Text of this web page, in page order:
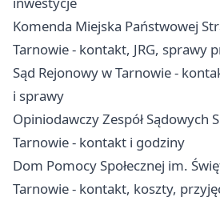
Komenda Miejska Państwowej
Tarnowie - kontakt, JRG, sprawy
Sąd Rejonowy w Tarnowie -
i sprawy
Opiniodawczy Zespół Sądowych
Tarnowie - kontakt i godziny
Dom Pomocy Społecznej im.
Tarnowie - kontakt, koszty,